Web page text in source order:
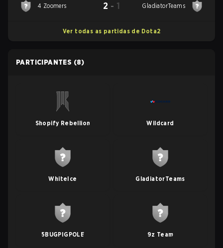
4 Zoomers 2 - 1 GladiatorTeams
Ver todas as partidas de Dota2
PARTICIPANTES (8)
Shopify Rebellion Wildcard
WhiteIce GladiatorTeams
5BUGPIGPOLE 9z Team